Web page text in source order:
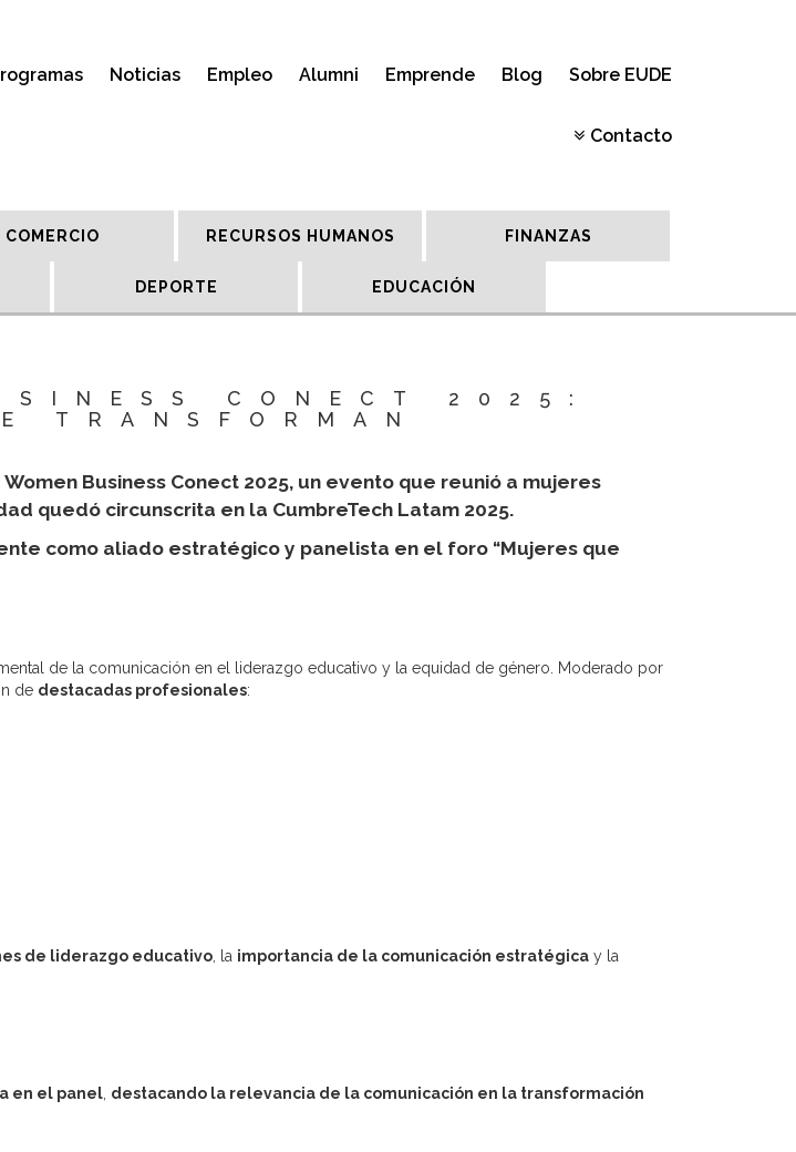
Noticias Empleo Alumni Emprende Blog Sobre EUDE
Contacto
COMERCIO RECURSOS HUMANOS FINANZAS
DEPORTE EDUCACIÓN
CONECT 2025:
TRANSFORMAN
Business Conect 2025, un evento que reunió a mujeres
quedó circunscrita en la CumbreTech Latam 2025.
como aliado estratégico y panelista en el foro “Mujeres que
de la comunicación en el liderazgo educativo y la equidad de género.
Moderado por
de destacadas profesionales:
de liderazgo educativo , la importancia de la comunicación estratégica y la
en el panel destacando la relevancia de la comunicación en la transformación